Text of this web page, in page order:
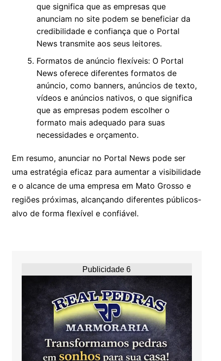
que significa que as empresas que
anunciam no site podem se beneficiar da
credibilidade e confiança que o Portal
News transmite aos seus leitores.
Formatos de anúncio flexíveis: O Portal
News oferece diferentes formatos de
anúncio, como banners, anúncios de texto,
vídeos e anúncios nativos, o que significa
que as empresas podem escolher o
formato mais adequado para suas
necessidades e orçamento.
Em resumo, anunciar no Portal News pode ser
uma estratégia eficaz para aumentar a visibilidade
e o alcance de uma empresa em Mato Grosso e
regiões próximas, alcançando diferentes públicos-
alvo de forma flexível e confiável.
Publicidade 6